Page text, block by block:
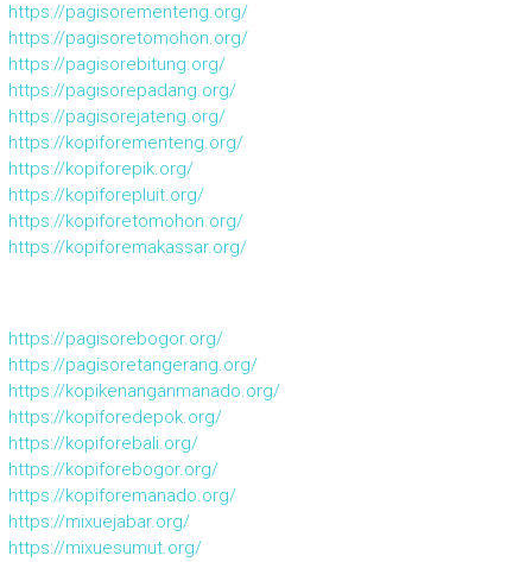
https://pagisorementeng.org/
https://pagisoretomohon.org/
https://pagisorebitung.org/
https://pagisorepadang.org/
https://pagisorejateng.org/
https://kopiforementeng.org/
https://kopiforepik.org/
https://kopiforepluit.org/
https://kopiforetomohon.org/
https://kopiforemakassar.org/
https://pagisorebogor.org/
https://pagisoretangerang.org/
https://kopikenanganmanado.org/
https://kopiforedepok.org/
https://kopiforebali.org/
https://kopiforebogor.org/
https://kopiforemanado.org/
https://mixuejabar.org/
https://mixuesumut.org/